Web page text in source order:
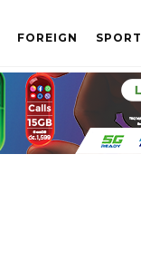
FOREIGN SPORT